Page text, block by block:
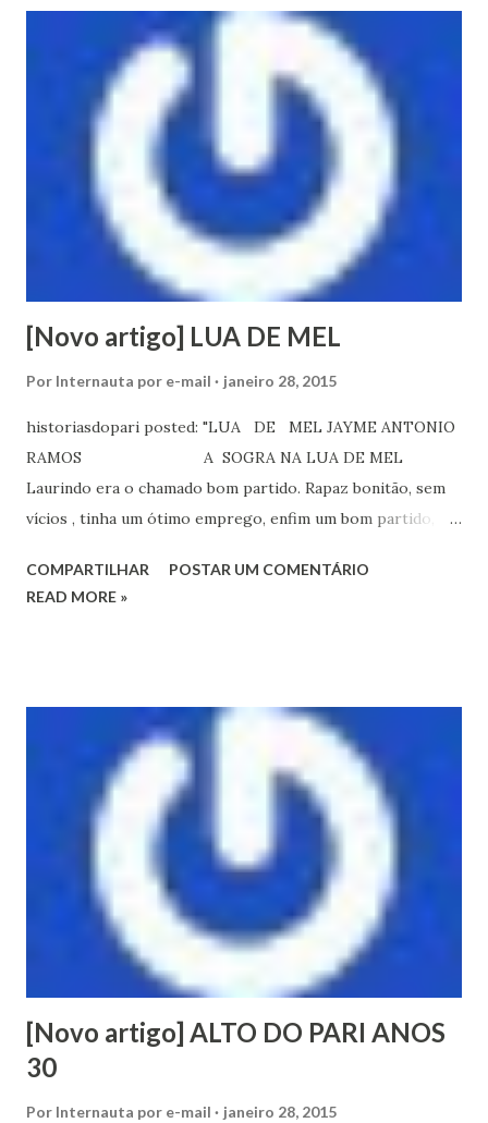
[Novo artigo] LUA DE MEL
Por Internauta por e-mail janeiro 28, 2015
historiasdopari posted: "LUA DE MEL JAYME ANTONIO
RAMOS A SOGRA NA LUA DE MEL
Laurindo era o chamado bom partido. Rapaz bonitão, sem
vícios , tinha um ótimo emprego, enfim um bom partido,
Respond to this post by replying above this line New post
COMPARTILHAR
POSTAR UM COMENTÁRIO
READ MORE »
[Novo artigo] ALTO DO PARI ANOS
30
Por Internauta por e-mail janeiro 28, 2015